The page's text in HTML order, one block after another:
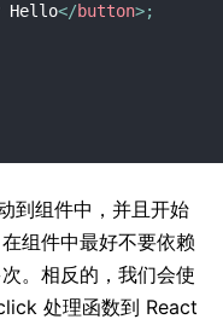
Hello</button>;
到组件中，并且开始
组件中最好不要依赖
。相反的，我们会使
处理函数到 React